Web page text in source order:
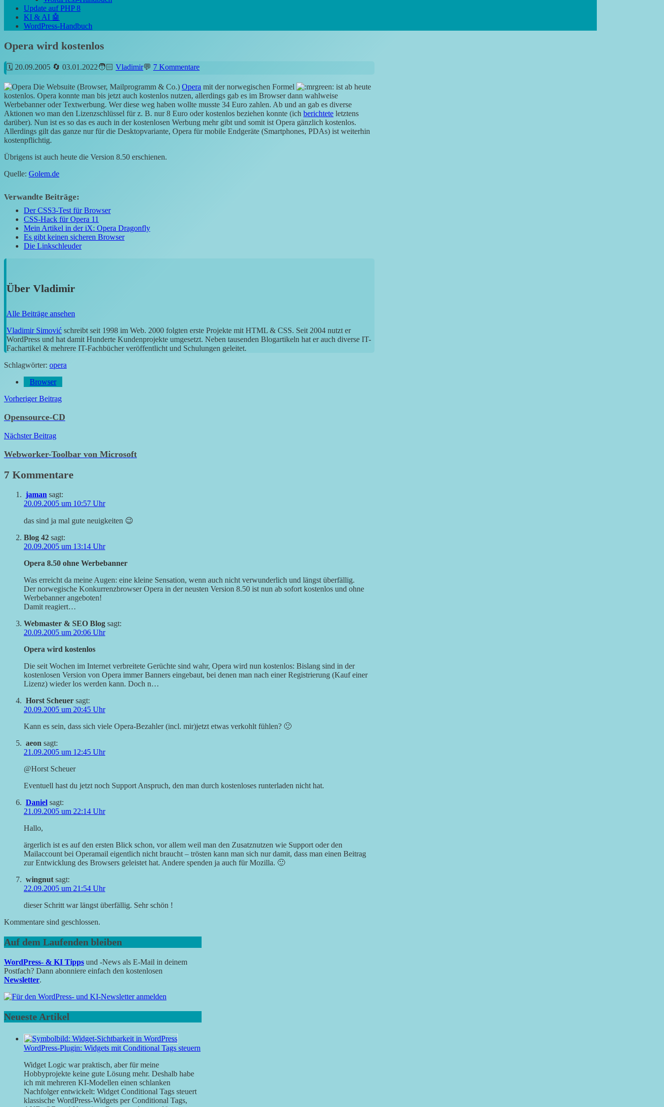
Update auf PHP 8
KI & AI 🤖
WordPress-Handbuch
Opera wird kostenlos
20.09.2005 03.01.2022 Vladimir 7 Kommentare
Die Websuite (Browser, Mailprogramm & Co.) Opera mit der norwegischen Formel
ist ab heute
kostenlos. Opera konnte man bis jetzt auch kostenlos nutzen, allerdings gab es im Browser dann wahlweise
Werbebanner oder Textwerbung. Wer diese weg haben wollte musste 34 Euro zahlen. Ab und an gab es diverse
Aktionen wo man den Lizenzschlüssel für z. B. nur 8 Euro oder kostenlos beziehen konnte (ich berichtete letztens
darüber). Nun ist es so das es auch in der kostenlosen Werbung mehr gibt und somit ist Opera gänzlich kostenlos.
Allerdings gilt das ganze nur für die Desktopvariante, Opera für mobile Endgeräte (Smartphones, PDAs) ist weiterhin
kostenpflichtig.
Übrigens ist auch heute die Version 8.50 erschienen.
Quelle: Golem.de
Verwandte Beiträge:
Der CSS3-Test für Browser
CSS-Hack für Opera 11
Mein Artikel in der iX: Opera Dragonfly
Es gibt keinen sicheren Browser
Die Linkschleuder
Über Vladimir
Alle Beiträge ansehen
Vladimir Simović schreibt seit 1998 im Web. 2000 folgten erste Projekte mit HTML & CSS. Seit 2004 nutzt er
WordPress und hat damit Hunderte Kundenprojekte umgesetzt. Neben tausenden Blogartikeln hat er auch diverse IT-
Fachartikel & mehrere IT-Fachbücher veröffentlicht und Schulungen geleitet.
Schlagwörter: opera
Browser
Beitragsnavigation
Vorheriger Beitrag
Opensource-CD
Nächster Beitrag
Webworker-Toolbar von Microsoft
7 Kommentare
jaman sagt:
20.09.2005 um 10:57 Uhr
das sind ja mal gute neuigkeiten 😉
Blog 42 sagt:
20.09.2005 um 13:14 Uhr
Opera 8.50 ohne Werbebanner
Was erreicht da meine Augen: eine kleine Sensation, wenn auch nicht verwunderlich und längst überfällig.
Der norwegische Konkurrenzbrowser Opera in der neusten Version 8.50 ist nun ab sofort kostenlos und ohne
Werbebanner angeboten!
Damit reagiert…
Webmaster & SEO Blog sagt:
20.09.2005 um 20:06 Uhr
Opera wird kostenlos
Die seit Wochen im Internet verbreitete Gerüchte sind wahr, Opera wird nun kostenlos: Bislang sind in der
kostenlosen Version von Opera immer Banners eingebaut, bei denen man nach einer Registrierung (Kauf einer
Lizenz) wieder los werden kann. Doch n…
Horst Scheuer sagt:
20.09.2005 um 20:45 Uhr
Kann es sein, dass sich viele Opera-Bezahler (incl. mir)jetzt etwas verkohlt fühlen? 🙁
aeon sagt:
21.09.2005 um 12:45 Uhr
@Horst Scheuer
Eventuell hast du jetzt noch Support Anspruch, den man durch kostenloses runterladen nicht hat.
Daniel sagt:
21.09.2005 um 22:14 Uhr
Hallo,
ärgerlich ist es auf den ersten Blick schon, vor allem weil man den Zusatznutzen wie Support oder den
Mailaccount bei Operamail eigentlich nicht braucht – trösten kann man sich nur damit, dass man einen Beitrag
zur Entwicklung des Browsers geleistet hat. Andere spenden ja auch für Mozilla. 🙂
wingnut sagt:
22.09.2005 um 21:54 Uhr
dieser Schritt war längst überfällig. Sehr schön !
Kommentare sind geschlossen.
Auf dem Laufenden bleiben
WordPress- & KI Tipps und -News als E-Mail in deinem
Postfach? Dann abonniere einfach den kostenlosen
Newsletter.
Neueste Artikel
WordPress-Plugin: Widgets mit Conditional Tags steuern
Widget Logic war praktisch, aber für meine
Hobbyprojekte keine gute Lösung mehr. Deshalb habe
ich mit mehreren KI-Modellen einen schlanken
Nachfolger entwickelt: Widget Conditional Tags steuert
klassische WordPress-Widgets per Conditional Tags,